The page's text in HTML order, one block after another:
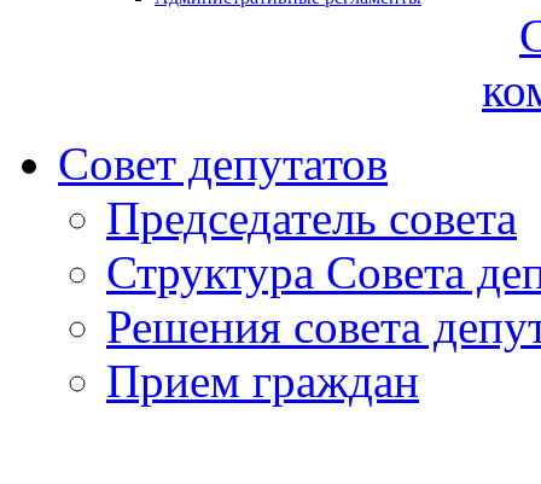
Совет депутатов
Председатель совета
Структура Совета
Решения совета
Прием граждан